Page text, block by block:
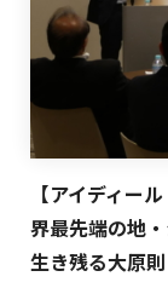
【アイディー
界最先端の地
生き残る大原則